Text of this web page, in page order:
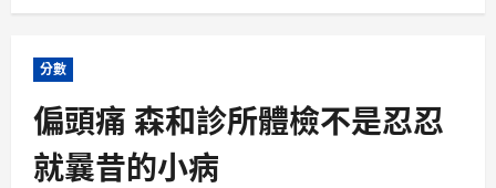
分數
偏頭痛 森和診所體檢不是忍忍
就曩昔的小病